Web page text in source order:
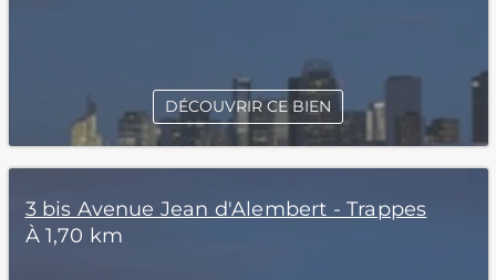
DÉCOUVRIR CE BIEN
3 bis Avenue Jean d'Alembert - Trappes
À 1,70 km